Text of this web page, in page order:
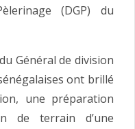
(DGP) du
Général de division
ont brillé
une préparation
de terrain d’une